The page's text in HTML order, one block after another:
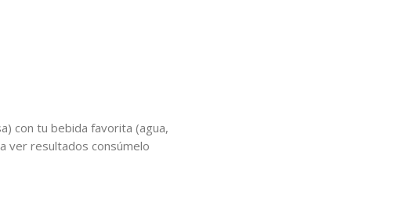
con tu bebida favorita (agua,
ver resultados consúmelo